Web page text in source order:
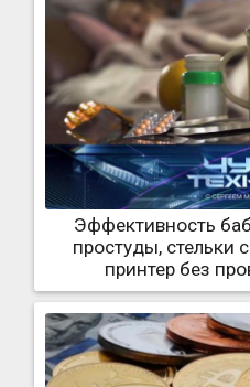
Эффективность
простуды, стельки
принтер без